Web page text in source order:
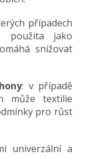
případech
použita jako
snižovat
: v případě
může textilie
pro růst
univerzální a